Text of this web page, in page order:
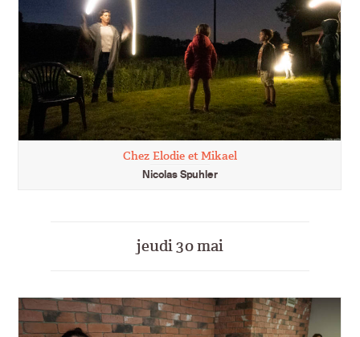
Chez Elodie et Mikael
Nicolas Spuhler
jeudi 30 mai